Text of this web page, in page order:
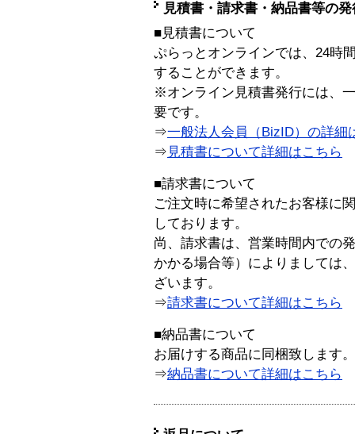
見積書・請求書・納品書等の
■見積書について
ぷらっとオンラインでは、24時
することができます。
※オンライン見積書発行には、
要です。
⇒一般法人会員（BizID）の詳細
⇒ 見積書について詳細はこちら
■請求書について
ご注文時に希望されたお客様に
しております。
尚、請求書は、営業時間内での
かかる場合等）によりましては
ざいます。
⇒請求書について詳細はこちら
■納品書について
お届けする商品に同梱致します。
⇒納品書について詳細はこちら